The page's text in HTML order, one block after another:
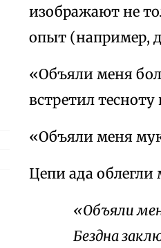
изображают не
опыт (например,
«Объяли меня
встретил тесноту
«Объяли меня
Цепи ада облегли
«Объяли
Бездна